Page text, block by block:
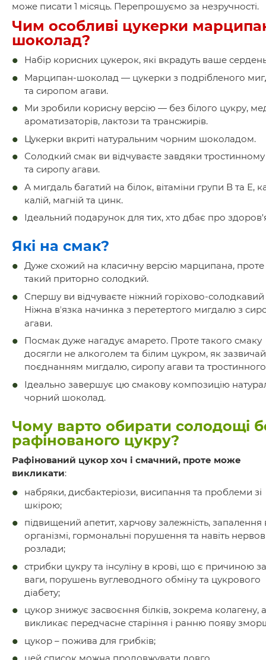
може писати 1 місяць. Перепрошуємо за незручності.
Чим особливі цукерки
шоколад?
Набір корисних цукерок, які вкрадуть ваше
Марципан-шоколад — цукерки з подрібленого
та сиропом агави.
Ми зробили корисну версію — без білого цукру,
ароматизаторів, лактози та трансжирів.
Цукерки вкриті натуральним чорним шоколадом.
Солодкий смак ви відчуваєте завдяки
та сиропу агави.
А мигдаль багатий на білок, вітаміни групи В та Е,
калій, магній та цинк.
Ідеальний подарунок для тих, хто дбає про
Які на смак?
Дуже схожий на класичну версію марципана,
такий приторно солодкий.
Спершу ви відчуваєте ніжний горіхово-
Ніжна вʼязка начинка з перетертого мигдалю з
агави.
Посмак дуже нагадує амарето. Проте такого смаку
досягли не алкоголем та білим цукром, як
поєднанням мигдалю, сиропу агави та
Ідеально завершує цю смакову композицію
чорний шоколад.
Чому варто обирати солодощі
рафінованого цукру?
Рафінований цукор хоч і смачний, проте може
викликати:
набряки, дисбактеріози, висипання та проблеми зі
шкірою;
підвищений апетит, харчову залежність, запалення
організмі, гормональні порушення та навіть
розлади;
стрибки цукру та інсуліну в крові, що є причиною
ваги, порушень вуглеводного обміну та цукрового
діабету;
цукор знижує засвоєння білків, зокрема колагену,
викликає передчасне старіння і ранню появу
цукор – пожива для грибків;